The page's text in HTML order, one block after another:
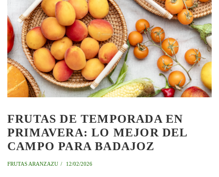
FRUTAS DE TEMPORADA EN
PRIMAVERA: LO MEJOR DEL
CAMPO PARA BADAJOZ
FRUTAS ARANZAZU 12/02/2026